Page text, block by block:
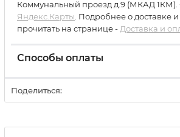
Коммунальный проезд д.9 (МКАД 1КМ).
Яндекс.Карты . Подробнее о доставке
прочитать на странице - Доставка и
Способы оплаты
Поделиться: